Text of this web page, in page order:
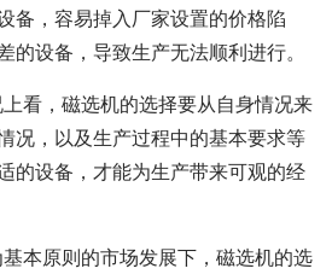
备，容易掉入厂家设置的价格陷
的设备，导致生产无法顺利进行。
看，磁选机的选择要从自身情况来
况，以及生产过程中的基本要求等
的设备，才能为生产带来可观的经
本原则的市场发展下，磁选机的选